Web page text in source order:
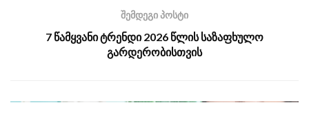
შემდეგი პოსტი
7 წამყვანი ტრენდი 2026 წლის საზაფხულო
გარდერობისთვის